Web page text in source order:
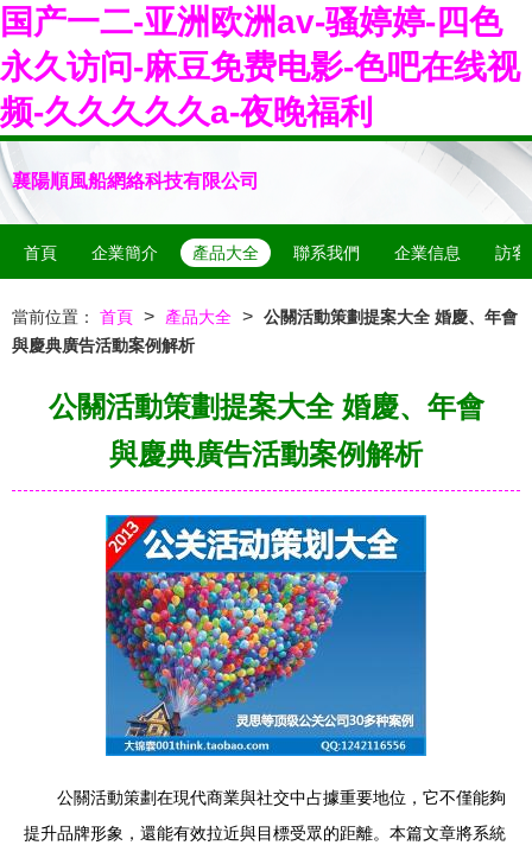
国产一二-亚洲欧洲av-骚婷婷-四色
永久访问-麻豆免费电影-色吧在线视
频-久久久久久a-夜晚福利
襄陽順風船網絡科技有限公司
首頁 企業簡介 產品大全 聯系我們 企業信息 訪客
當前位置： 首頁 > 產品大全 > 公關活動策劃提案大全 婚慶、年會
與慶典廣告活動案例解析
公關活動策劃提案大全 婚慶、年會
與慶典廣告活動案例解析
公關活動策劃在現代商業與社交中占據重要地位，它不僅能夠
提升品牌形象，還能有效拉近與目標受眾的距離。本篇文章將系統